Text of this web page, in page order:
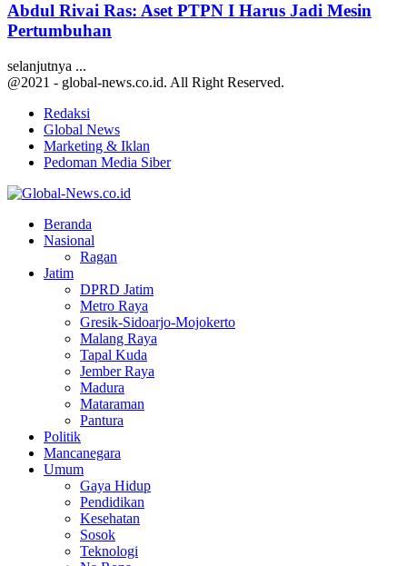
Abdul Rivai Ras: Aset PTPN I Harus Jadi Mesin
Pertumbuhan
selanjutnya ...
@2021 - global-news.co.id. All Right Reserved.
Redaksi
Global News
Marketing & Iklan
Pedoman Media Siber
Beranda
Nasional
Ragan
Jatim
DPRD Jatim
Metro Raya
Gresik-Sidoarjo-Mojokerto
Malang Raya
Tapal Kuda
Jember Raya
Madura
Mataraman
Pantura
Politik
Mancanegara
Umum
Gaya Hidup
Pendidikan
Kesehatan
Sosok
Teknologi